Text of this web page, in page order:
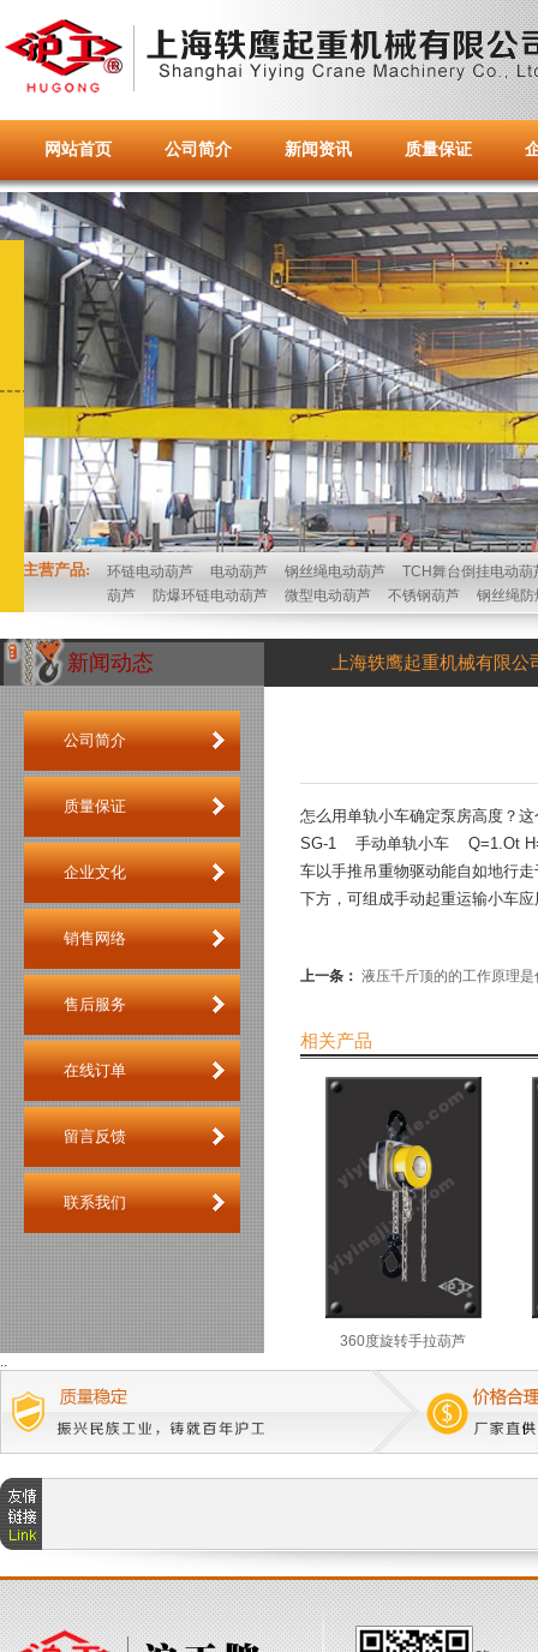
网站首页 公司简介 新闻资讯 质量保证
主营产品: 环链电动葫芦 电动葫芦 钢丝绳电动葫芦
TCH舞台倒挂电动葫
葫芦
防爆环链电动葫芦 微型电动葫芦 不锈钢葫芦 钢丝绳防
新闻动态
公司简介
质量保证
企业文化
销售网络
售后服务
在线订单
留言反馈
联系我们
上海轶鹰起重机械有限公
怎么用单轨小车确定泵房高度？
SG-1 手动单轨小车 Q=1.Ot
车以手推吊重物驱动能自如地行
下方，可组成手动起重运输小车
上一条： 液压千斤顶的的工作原理是
相关产品
360度旋转手拉葫芦
..